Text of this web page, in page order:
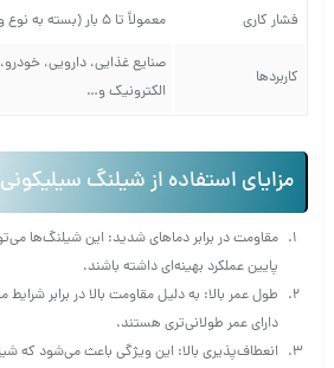
فشار کاری معمولاً تا 5 بار (بسته به نوع و کاربرد)
کاربردها
صنایع غذایی، دارویی،
الکترونیک و…
مزایای استفاده از شیلنگ سیلیکونی 50 در 60
مقاومت در برابر دماهای شدید: این شیلنگ‌ها
پایین عملکرد بهینه‌ای داشته باشند.
طول عمر بالا: به دلیل مقاومت بالا در برابر
دارای عمر طولانی‌تری هستند.
انعطاف‌پذیری بالا: این ویژگی باعث می‌شود که